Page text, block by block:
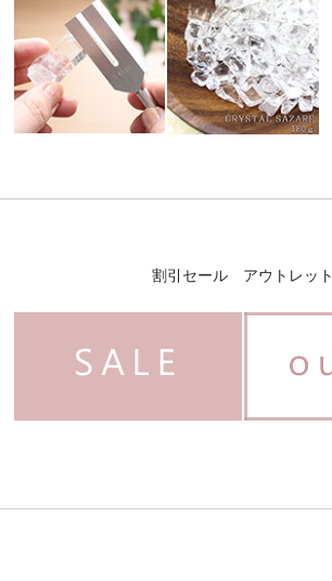
割引セール アウトレット